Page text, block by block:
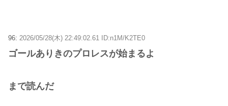
96: 2026/05/28(木) 22:49:02.61 ID:n1M/K2TE0
ゴールありきのプロレスが始まるよ
まで読んだ